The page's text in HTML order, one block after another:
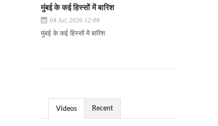
मुंबई के कई हिस्सों में बारिश
04 Jul, 2026 12:08
मुंबई के कई हिस्सों में बारिश
Videos Recent